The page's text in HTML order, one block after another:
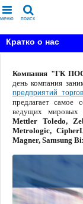
меню поиск
Кратко о нас
Компания "ГК
день компания
предприятий
предлагает самое
ведущих мировых
Mettler Toledo,
Metrologic,
Magner, Samsung